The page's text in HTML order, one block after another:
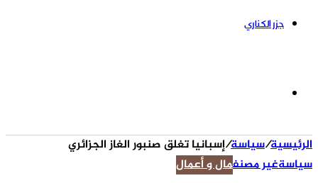
جزر الكناري
المظلمالرئيسية/سياسة/إسبانيا تغلق صنبور الغاز الجزائري
سياسةغير مصنفمال و أعمال